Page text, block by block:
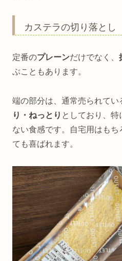
カステラの切り落とし
定番のプレーンだけでなく、
ぶこともあります。
端の部分は、通常売られてい
り・ねっとり としており、特
ない食感です。自宅用はも
ても喜ばれます。